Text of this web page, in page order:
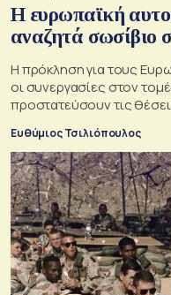
Η ευρωπαϊκή
αναζητά σωσίβιο
Η πρόκληση για τους
οι συνεργασίες στον
προστατεύσουν τις
Ευθύμιος Τσιλιόπουλος